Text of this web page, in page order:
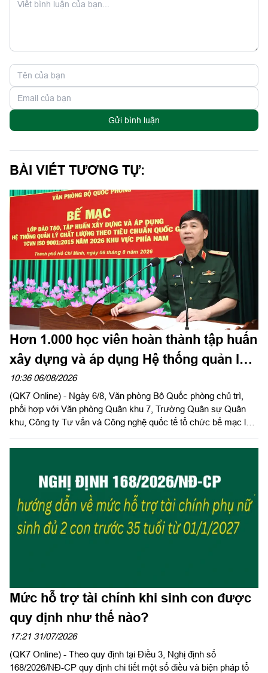
Gửi bình luận
BÀI VIẾT TƯƠNG TỰ:
Hơn 1.000 học viên hoàn thành tập huấn
xây dựng và áp dụng Hệ thống quản lý
chất lượng theo Tiêu chuẩn quốc gia
TCVN ISO 9001:2015
10:36 06/08/2026
(QK7 Online) - Ngày 6/8, Văn phòng Bộ Quốc phòng chủ trì,
phối hợp với Văn phòng Quân khu 7, Trường Quân sự Quân
khu, Công ty Tư vấn và Công nghệ quốc tế tổ chức bế mạc lớp
lượng theo Tiêu chuẩn quốc gia TCVN ISO 9001:2015 năm
Mức hỗ trợ tài chính khi sinh con được
quy định như thế nào?
17:21 31/07/2026
(QK7 Online) - Theo quy định tại Điều 3, Nghị định số
168/2026/NĐ-CP quy định chi tiết một số điều và biện pháp tổ